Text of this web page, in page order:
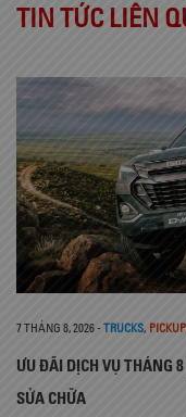
TIN TỨC LIÊN
7 THÁNG 8, 2026- TRUCKS,
ƯU ĐÃI DỊCH VỤ THÁNG
SỬA CHỮA